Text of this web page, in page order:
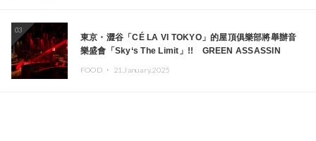
03
東京・澀谷「CÉ LA VI TOKYO」的屋頂俱樂部將舉辦音
樂盛會「Sky‘s The Limit」!! GREEN ASSASSIN
FOOD ・ 21.January.2025